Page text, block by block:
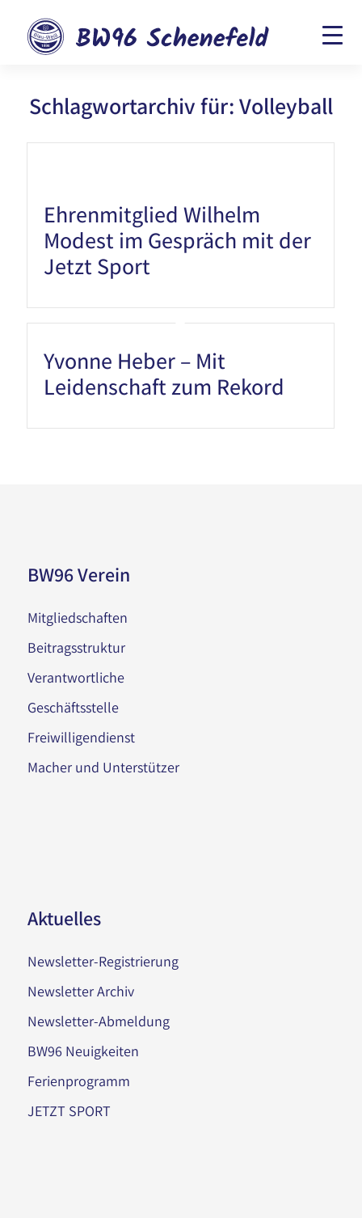
Schlagwortarchiv für:Volleyball
Ehrenmitglied Wilhelm
Modest im Gespräch mit der
Jetzt Sport
Yvonne Heber – Mit
Leidenschaft zum Rekord
BW96 Verein
Mitgliedschaften
Beitragsstruktur
Verantwortliche
Geschäftsstelle
Freiwilligendienst
Macher und Unterstützer
Aktuelles
Newsletter-Registrierung
Newsletter Archiv
Newsletter-Abmeldung
BW96 Neuigkeiten
Ferienprogramm
JETZT SPORT